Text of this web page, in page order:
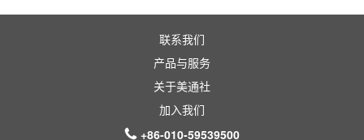
2026年预期重要里程碑事件
预期的临床开发和数据公布
联系我们
产品与服务
关于美通社
加入我们
+86-010-59539500